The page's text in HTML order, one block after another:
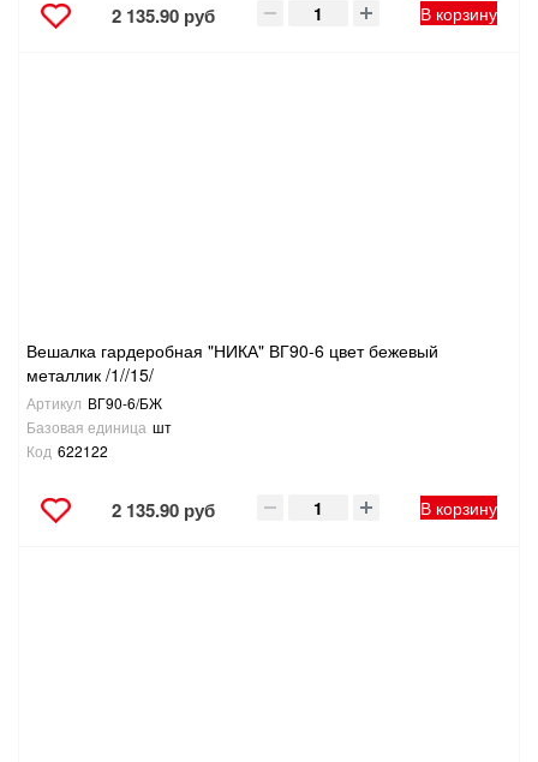
2 135.90 руб В корзину
Вешалка гардеробная "НИКА" ВГ90-6 цвет бежевый
металлик /1//15/
Артикул ВГ90-6/БЖ
Базовая единица шт
Код 622122
2 135.90 руб В корзину